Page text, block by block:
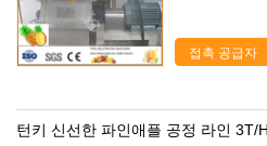
병/애완 동물
접촉 공급자
턴키 신선한 파인애플 공정 라인 3T/